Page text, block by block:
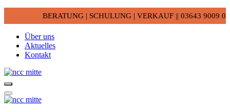
BERATUNG | SCHULUNG | VERKAUF || 03643 9009 0
Über uns
Aktuelles
Kontakt